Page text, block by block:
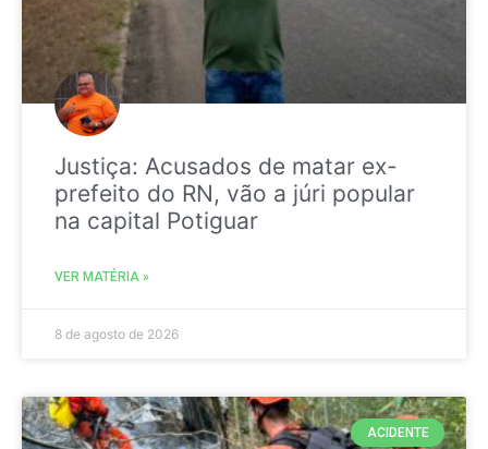
Justiça: Acusados de matar ex-
prefeito do RN, vão a júri popular
na capital Potiguar
VER MATÉRIA »
8 de agosto de 2026
ACIDENTE